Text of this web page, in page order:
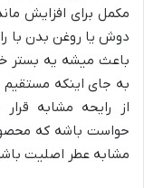
مکمل برای افزایش
دوش یا روغن بدن با
باعث میشه یه بستر
به جای اینکه
از رایحه مشابه
حواست باشه که
مشابه عطر اصلیت